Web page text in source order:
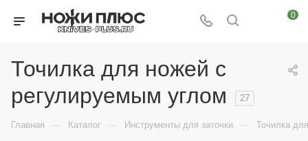
0
Точилка для ножей с
регулируемым углом
27
Главная — Каталог — Инструменты для заточки — Точилка